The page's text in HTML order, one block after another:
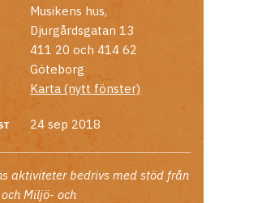
Musikens hus,
Djurgårdsgatan 13
411 20 och 414 62
Göteborg
Karta (nytt fönster)
24 sep 2018
aktiviteter bedrivs med stöd från
Miljö- och